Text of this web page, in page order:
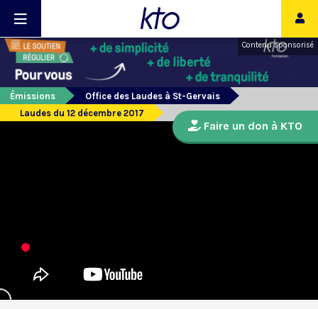
Contenu sponsorisé
Émissions
Office des Laudes à St-Gervais
Laudes du 12 décembre 2017
Faire un don à KTO